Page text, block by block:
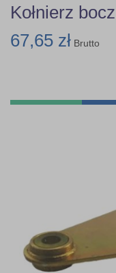
Kołnierz
67,65 zł Brutto